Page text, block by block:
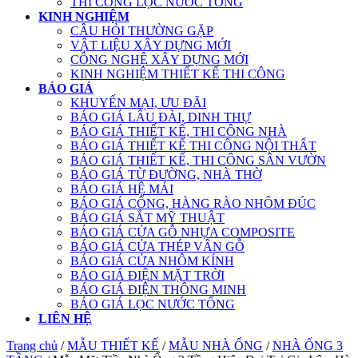
KINH NGHIỆM
CÂU HỎI THƯỜNG GẶP
VẬT LIỆU XÂY DỰNG MỚI
CÔNG NGHỆ XÂY DỰNG MỚI
KINH NGHIỆM THIẾT KẾ THI CÔNG
BÁO GIÁ
KHUYẾN MẠI, ƯU ĐÃI
BÁO GIÁ LÂU ĐÀI, DINH THỰ
BÁO GIÁ THIẾT KẾ, THI CÔNG NHÀ
BÁO GIÁ THIẾT KẾ THI CÔNG NỘI THẤT
BÁO GIÁ THIẾT KẾ, THI CÔNG SÂN VƯỜN
BÁO GIÁ TỪ ĐƯỜNG, NHÀ THỜ
BÁO GIÁ HỆ MÁI
BÁO GIÁ CỔNG, HÀNG RÀO NHÔM ĐÚC
BÁO GIÁ SẮT MỸ THUẬT
BÁO GIÁ CỬA GỖ NHỰA COMPOSITE
BÁO GIÁ CỬA THÉP VÂN GỖ
BÁO GIÁ CỬA NHÔM KÍNH
BÁO GIÁ ĐIỆN MẶT TRỜI
BÁO GIÁ ĐIỆN THÔNG MINH
BÁO GIÁ LỌC NƯỚC TỔNG
LIÊN HỆ
Trang chủ /MẪU THIẾT KẾ /MẪU NHÀ ỐNG /NHÀ ỐNG 3